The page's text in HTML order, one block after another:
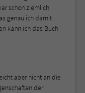
schon ziemlich
genau ich damit
kann ich das Buch
aber nicht an die
der